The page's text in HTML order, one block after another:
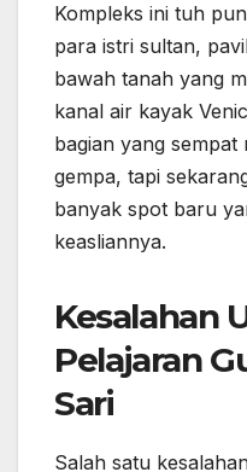
Kompleks ini tuh
para istri sultan,
bawah tanah yang
kanal air kayak
bagian yang
gempa, tapi
banyak spot baru
keasliannya.
Kesalahan
Pelajaran
Sari
Salah satu